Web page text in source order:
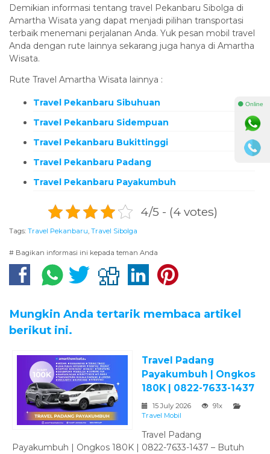
Demikian informasi tentang travel Pekanbaru Sibolga di
Amartha Wisata yang dapat menjadi pilihan transportasi
terbaik menemani perjalanan Anda. Yuk pesan mobil travel
Anda dengan rute lainnya sekarang juga hanya di Amartha
Wisata.
Rute Travel Amartha Wisata lainnya :
Travel Pekanbaru Sibuhuan
Travel Pekanbaru Sidempuan
Travel Pekanbaru Bukittinggi
Travel Pekanbaru Padang
Travel Pekanbaru Payakumbuh
4/5 - (4 votes)
Tags: Travel Pekanbaru, Travel Sibolga
# Bagikan informasi ini kepada teman Anda
Mungkin Anda tertarik membaca artikel
berikut ini.
Travel Padang
Payakumbuh | Ongkos
180K | 0822-7633-1437
15 July 2026
91x
Travel Mobil
Travel Padang
Payakumbuh | Ongkos 180K | 0822-7633-1437 – Butuh
⚫ Online